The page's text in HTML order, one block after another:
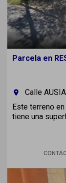
Parcela en
room
Calle
Este terreno
tiene una
Previous